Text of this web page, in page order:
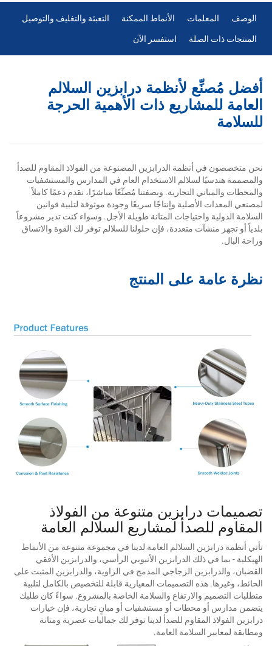
الوصف المعلمات الأنماط الممكنة
التعبئة والتغليف والتوصيل
المنتجات ذات الصلة
استفسر الآن
أفضل مُصنِّع لأنظمة درابزين السلالم
العامة للمشاريع ذات الأهمية الحرجة
للسلامة
نحن متخصصون في أنظمة الدرابزين المصنوعة من الفولاذ المقاوم للصدأ
والمصممة هندسيًا لسلالم الاستخدام العام في المدارس والمستشفيات
والمحطات والمباني التجارية. وبصفتنا مُصنِّعًا مباشرًا، نقدم دعمًا كاملاً
لمصنعي المعدات الأصلية وإنتاجًا سريعًا وجودة موثوقة لتلبية قوانين
السلامة الدولية واحتياجات المتانة طويلة الأجل. وسواء كنت تدير مشروعاً
بلدياً أو تجهز منشآت متعددة، فإن حلولنا للسلالم توفر لك القوة والاتساق
وراحة البال.
نظرة عامة على المنتج
تصميمات درابزين متنوعة من الفولاذ
المقاوم للصدأ لمشاريع السلالم العامة
تأتي أنظمة درابزين السلالم العامة لدينا في مجموعة متنوعة من الأنماط
الهيكلية - بما في ذلك الدرابزين الأنبوبي الرأسي، والدرابزين الأفقي
القضبان، والدرابزين الزجاجي المدمج في الزاوية، والدرابزين المثبت على
الحائط، وغيرها. هذه التصميمات المعيارية قابلة للتخصيص بالكامل لتلبية
متطلبات التصميم والارتفاع والسلامة الخاصة بالمشروع. سواءً كان طلبك
يتضمن مدارس أو محطات أو مستشفيات أو مبانٍ تجارية، فإن خيارات
درابزين الفولاذ المقاوم للصدأ لدينا توفر لك جماليات عصرية ومتانة
ومطابقة لمعايير السلامة العامة.